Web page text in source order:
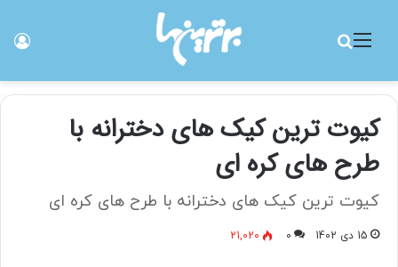
منو
کیوت ترین کیک های دخترانه با
طرح های کره ای
کیوت ترین کیک های دخترانه با طرح های کره ای
15 دی 1402 0
21,020